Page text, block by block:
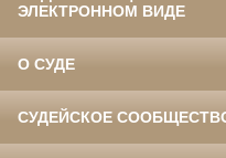
ЭЛЕКТРОННОМ ВИДЕ
О СУДЕ
СУДЕЙСКОЕ